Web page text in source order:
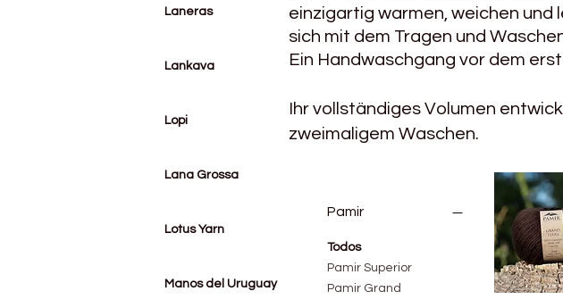
Laneras
Lankava
Lopi
Lana Grossa
Lotus Yarn
Manos del Uruguay
einzigartig warmen, weichen
sich mit dem Tragen und
Ein Handwaschgang vor dem
Ihr vollständiges Volumen
zweimaligem Waschen.
Pamir
Todos
Pamir Superior
Pamir Grand